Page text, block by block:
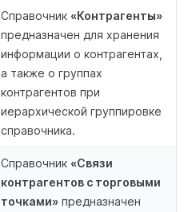
Справочник «Контрагенты»
предназначен для хранения
информации о контрагентах,
а также о группах
контрагентов при
иерархической группировке
справочника.
Справочник «Связи
контрагентов с торговыми
точками» предназначен